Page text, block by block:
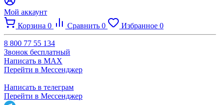
Мой аккаунт
Корзина 0 Сравнить 0 Избранное 0
8 800 77 55 134
Звонок бесплатный
Написать в MAX
Перейти в Мессенджер
Написать в телеграм
Перейти в Мессенджер